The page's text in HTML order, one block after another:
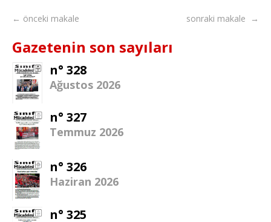
← önceki makale sonraki makale →
Gazetenin son sayıları
n° 328
Ağustos 2026
n° 327
Temmuz 2026
n° 326
Haziran 2026
n° 325